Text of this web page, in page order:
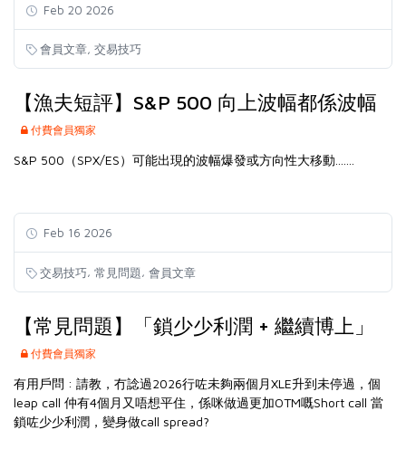
Feb 20 2026
會員文章 交易技巧
【漁夫短評】S&P 500 向上波幅都係波幅
付費會員獨家
S&P 500（SPX/ES）可能出現的波幅爆發或方向性大移動.......
Feb 16 2026
交易技巧, 常見問題 , 會員文章
【常見問題】「鎖少少利潤 + 繼續博上」
付費會員獨家
有用戶問 : 請教，冇諗過2026行咗未夠兩個月XLE升到未停過，個
leap call 仲有4個月又唔想平住，係咪做過更加OTM嘅Short call 當
鎖咗少少利潤，變身做call spread?